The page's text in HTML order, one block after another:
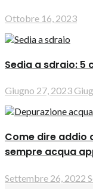
Ottobre 16, 2023
Sedia a sdraio: 5
Giugno 27, 2023
Come dire addio
sempre acqua
Settembre 26, 2022